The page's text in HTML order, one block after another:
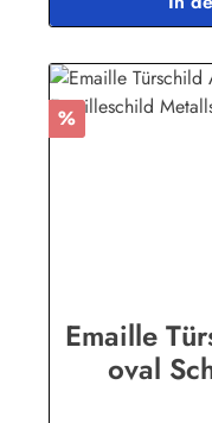
Rabatt
%
Emaille
oval